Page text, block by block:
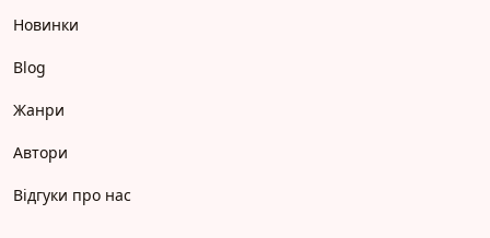
Новинки
Blog
Жанри
Автори
Відгуки про нас